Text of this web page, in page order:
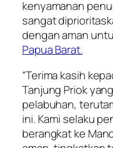
kenyamanan
sangat
dengan aman
Papua Barat.
“Terima kasih
Tanjung Priok
pelabuhan,
ini. Kami selaku
berangkat ke